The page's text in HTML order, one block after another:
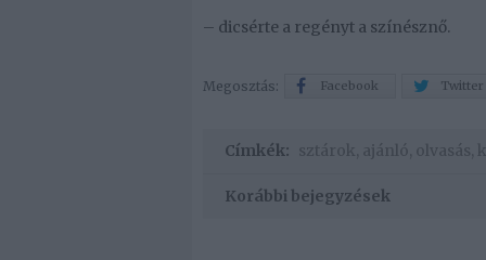
– dicsérte a regényt a színésznő.
Megosztás: Facebook Twitter
Címkék: sztárok ajánló olvasás
Korábbi bejegyzések